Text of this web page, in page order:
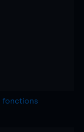
fonctions